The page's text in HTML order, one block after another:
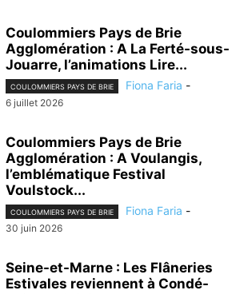
Coulommiers Pays de Brie
Agglomération : A La Ferté-sous-
Jouarre, l’animations Lire...
COULOMMIERS PAYS DE BRIE Fiona Faria -
6 juillet 2026
Coulommiers Pays de Brie
Agglomération : A Voulangis,
l’emblématique Festival
Voulstock...
COULOMMIERS PAYS DE BRIE Fiona Faria -
30 juin 2026
Seine-et-Marne : Les Flâneries
Estivales reviennent à Condé-